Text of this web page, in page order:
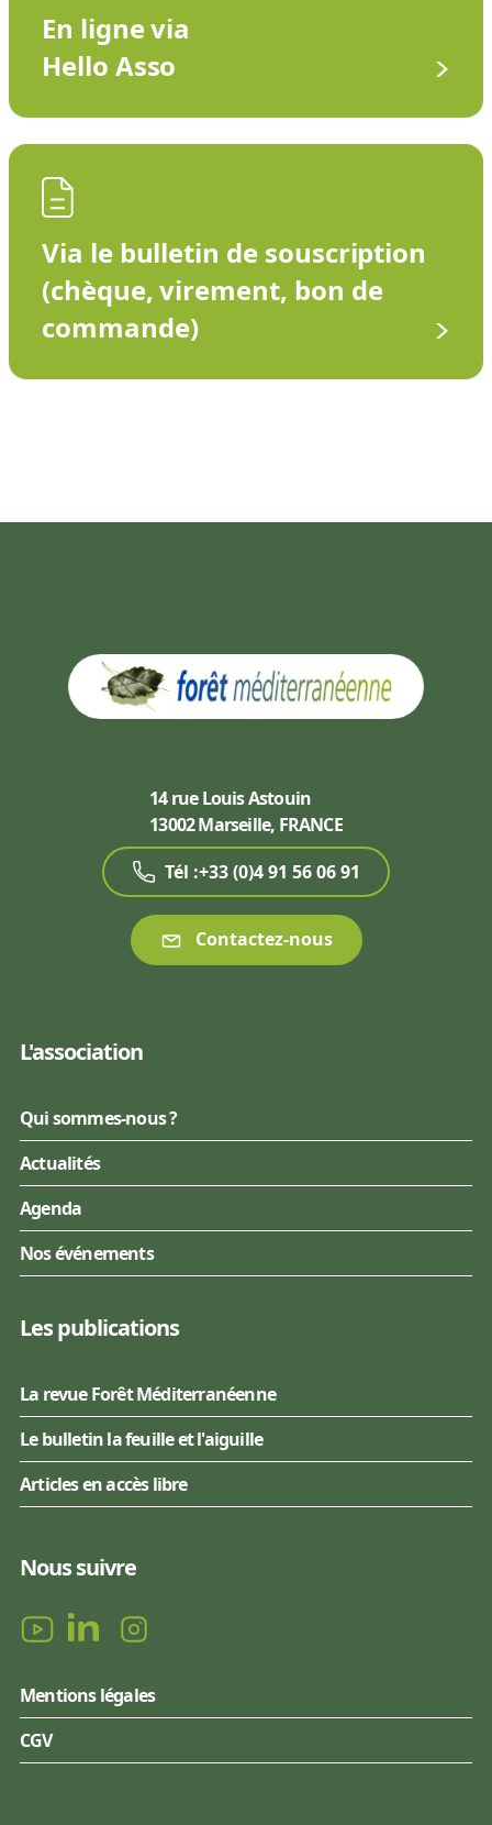
En ligne via
Hello Asso
Via le bulletin de souscription
(chèque, virement, bon de
commande)
14 rue Louis Astouin
13002 Marseille, FRANCE
Tél :+33 (0)4 91 56 06 91
Contactez-nous
L'association
Qui sommes-nous ?
Actualités
Agenda
Nos événements
Les publications
La revue Forêt Méditerranéenne
Le bulletin la feuille et l'aiguille
Articles en accès libre
Nous suivre
Mentions légales
CGV